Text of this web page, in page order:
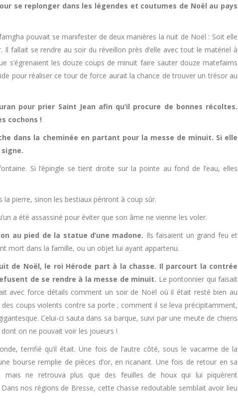
se replonger dans les légendes et coutumes de Noël au pays
pouvait se manifester de deux manières la nuit de Noël : Soit elle
fallait se rendre au soir du réveillon près d’elle avec tout le matériel à
s’égrenaient les douze coups de minuit faire sauter douze matefaims
pour réaliser ce tour de force aurait la chance de trouver un trésor au
pour prier Saint Jean afin qu’il procure de bonnes récoltes.
cochons !
dans la cheminée en partant pour la messe de minuit. Si elle
Si l’épingle se tient droite sur la pointe au fond de l’eau, elles
pierre, sinon les bestiaux périront à coup sûr.
a été assassiné pour éviter que son âme ne vienne les voler.
au pied de la statue d’une madone. Ils faisaient un grand feu et
mort dans la famille, ou un objet lui ayant appartenu.
de Noël, le roi Hérode part à la chasse. Il parcourt la contrée
de se rendre à la messe de minuit. Le pontonnier qui faisait
avec force détails comment un soir de Noël où il était resté bien au
coups violents contre sa porte ; comment il se leva précipitamment,
Celui-ci sauta dans sa barque, suivi par une meute de chiens
on ne pouvait voir les joueurs !
terrifié qu’il était. Une fois de l’autre côté, sous le vacarme de la
bourse remplie de pièces d’or, en ricanant. Une fois de retour en sa
mais ne retrouva plus que des feuilles de houx qui lui piquèrent
nos régions de Bresse, cette chasse redoutable semblait avoir lieu